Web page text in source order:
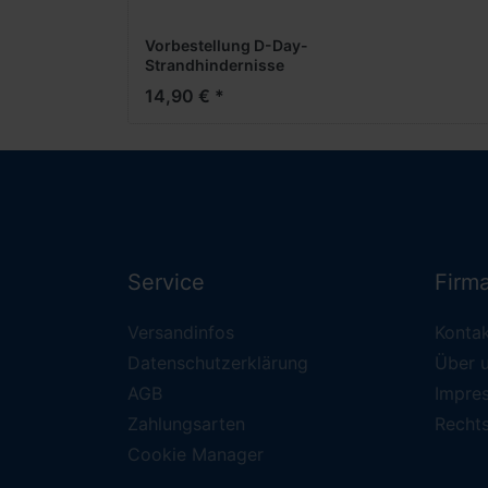
Vorbestellung D-Day-
Strandhindernisse
Fertigmodell-
14,90 € *
Service
Versandinfos
Datenschutzerklärung
AGB
Zahlungsarten
Cookie Manager
Über